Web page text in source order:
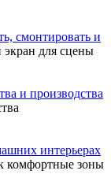
смонтировать и
для сцены
и производства
интерьерах
комфортные зоны